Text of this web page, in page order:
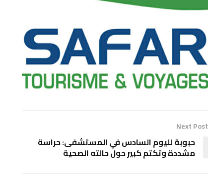
Next Post
حبوبة لليوم السادس في المستشفى: حراسة
مشددة وتكتم كبير حول حالته الصحية